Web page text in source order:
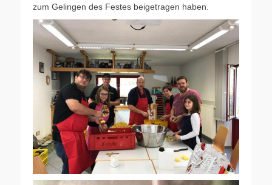
zum Gelingen des Festes beigetragen haben.